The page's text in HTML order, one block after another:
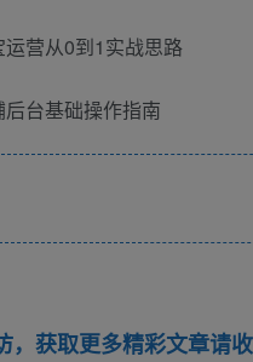
营从0到1实战思路
台基础操作指南
，获取更多精彩文章请收